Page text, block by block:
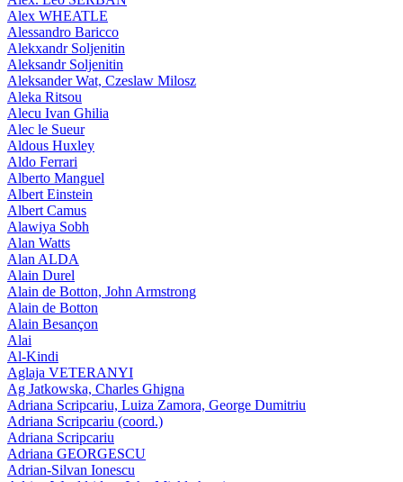
Alex WHEATLE
Alessandro Baricco
Alekxandr Soljenitin
Aleksandr Soljenitin
Aleksander Wat, Czeslaw Milosz
Aleka Ritsou
Alecu Ivan Ghilia
Alec le Sueur
Aldous Huxley
Aldo Ferrari
Alberto Manguel
Albert Einstein
Albert Camus
Alawiya Sobh
Alan Watts
Alan ALDA
Alain Durel
Alain de Botton, John Armstrong
Alain de Botton
Alain Besançon
Alai
Al-Kindi
Aglaja VETERANYI
Ag Jatkowska, Charles Ghigna
Adriana Scripcariu, Luiza Zamora, George Dumitriu
Adriana Scripcariu (coord.)
Adriana Scripcariu
Adriana GEORGESCU
Adrian-Silvan Ionescu